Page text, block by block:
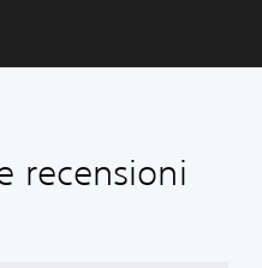
recensioni